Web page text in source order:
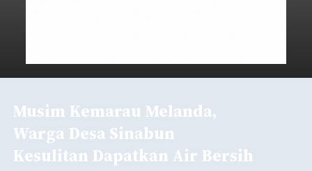
Musim Kemarau Melanda,
Warga Desa Sinabun
Kesulitan Dapatkan Air Bersih